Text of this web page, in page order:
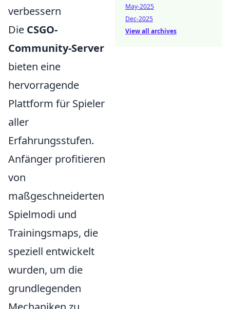
verbessern
Die CSGO-
Community-Server
bieten eine
hervorragende
Plattform für Spieler
aller
Erfahrungsstufen.
Anfänger profitieren
von
maßgeschneiderten
Spielmodi und
Trainingsmaps, die
speziell entwickelt
wurden, um die
grundlegenden
May-2025
Dec-2025
View all archives